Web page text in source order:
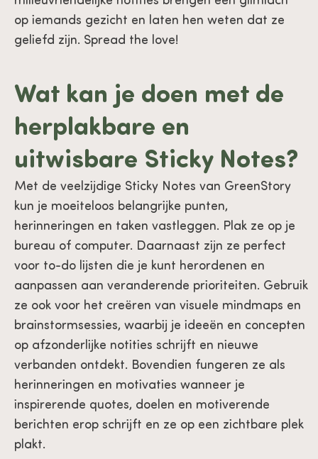
op iemands gezicht en laten hen weten dat ze
geliefd zijn. Spread the love!
Wat kan je doen met de
herplakbare en
uitwisbare Sticky Notes?
Met de veelzijdige Sticky Notes van GreenStory
kun je moeiteloos belangrijke punten,
herinneringen en taken vastleggen. Plak ze op je
bureau of computer. Daarnaast zijn ze perfect
voor to-do lijsten die je kunt herordenen en
aanpassen aan veranderende prioriteiten. Gebruik
ze ook voor het creëren van visuele mindmaps en
brainstormsessies, waarbij je ideeën en concepten
op afzonderlijke notities schrijft en nieuwe
verbanden ontdekt. Bovendien fungeren ze als
herinneringen en motivaties wanneer je
inspirerende quotes, doelen en motiverende
berichten erop schrijft en ze op een zichtbare plek
plakt.